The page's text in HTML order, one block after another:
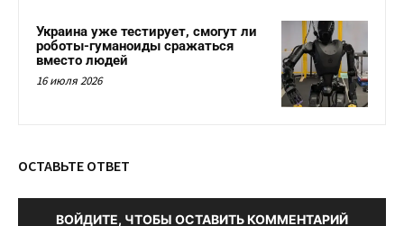
Украина уже тестирует, смогут ли
роботы-гуманоиды сражаться
вместо людей
16 июля 2026
ОСТАВЬТЕ ОТВЕТ
ВОЙДИТЕ, ЧТОБЫ ОСТАВИТЬ КОММЕНТАРИЙ